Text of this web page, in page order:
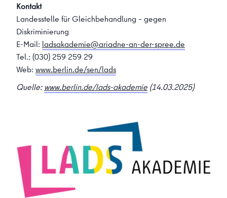
Kontakt
Landesstelle für Gleichbehandlung – gegen
Diskriminierung
E-Mail: ladsakademie@ariadne-an-der-spree.de
Tel.: (030) 259 259 29
Web: www.berlin.de/sen/lads
Quelle: www.berlin.de/lads-akademie (14.03.2025)